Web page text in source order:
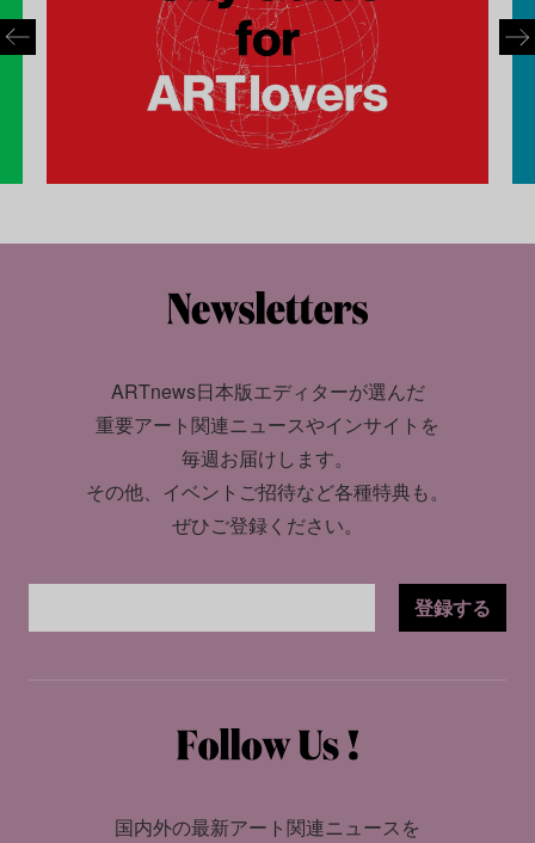
ARTnews日本版エディターが選んだ
重要アート関連ニュースやインサイトを
毎週お届けします。
その他、イベントご招待など各種特典も。
ぜひご登録ください。
登録する
国内外の最新アート関連ニュースを